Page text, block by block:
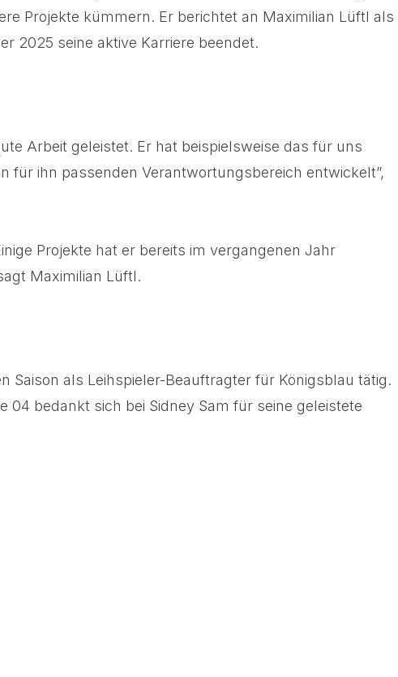
Projekte kümmern. Er berichtet an Maximilian Lüftl als
2025 seine aktive Karriere beendet.
Arbeit geleistet. Er hat beispielsweise das für uns
für ihn passenden Verantwortungsbereich entwickelt”,
Projekte hat er bereits im vergangenen Jahr
Maximilian Lüftl.
Saison als Leihspieler-Beauftragter für Königsblau tätig.
bedankt sich bei Sidney Sam für seine geleistete